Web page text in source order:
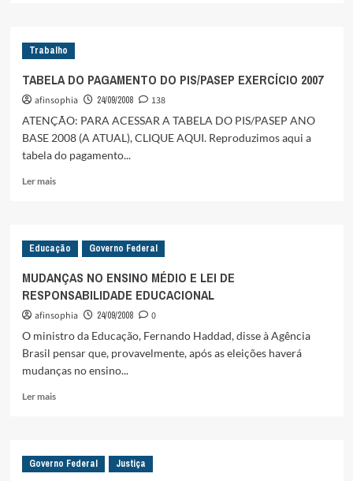
CHAGÃO!
:::::
Trabalho
TABELA DO PAGAMENTO DO PIS/PASEP EXERCÍCIO 2007
afinsophia 24/09/2008
138
ATENÇÃO: PARA ACESSAR A TABELA DO PIS/PASEP ANO
BASE 2008 (A ATUAL), CLIQUE AQUI. Reproduzimos aqui a
tabela do pagamento...
Ler maisLeia
DO
PAGAMENTO
PIS/PASEP
EXERCÍCIO
2007
Educação Governo Federal
MUDANÇAS NO ENSINO MÉDIO E LEI DE
RESPONSABILIDADE EDUCACIONAL
afinsophia 24/09/2008
0
O ministro da Educação, Fernando Haddad, disse à Agência
Brasil pensar que, provavelmente, após as eleições haverá
mudanças no ensino...
Ler maisLeia
NO
ENSINO
Governo Federal Justiça